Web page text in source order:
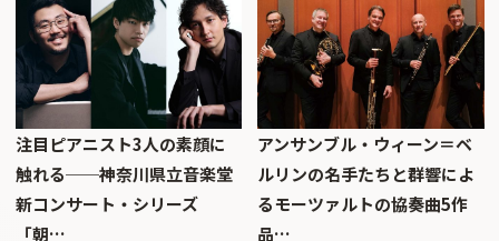
注目ピアニスト3人の素顔に
触れる──神奈川県立音楽堂
新コンサート・シリーズ
「朝…
アンサンブル・ウィーン＝ベ
ルリンの名手たちと群響によ
るモーツァルトの協奏曲5作
品…